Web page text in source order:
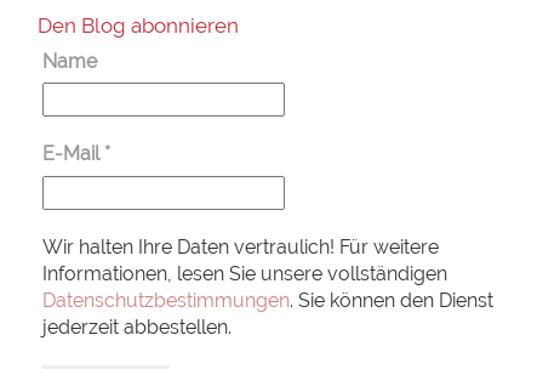
Den Blog abonnieren
Name
E-Mail *
Wir halten Ihre Daten vertraulich! Für weitere
Informationen, lesen Sie unsere vollständigen
Datenschutzbestimmungen. Sie können den Dienst
jederzeit abbestellen.